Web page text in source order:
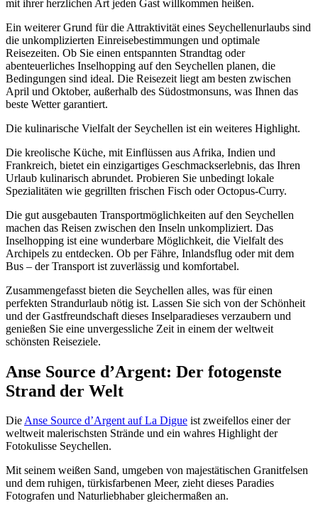
mit ihrer herzlichen Art jeden Gast willkommen heißen.
Ein weiterer Grund für die Attraktivität eines Seychellenurlaubs sind
die unkomplizierten Einreisebestimmungen und optimale
Reisezeiten. Ob Sie einen entspannten Strandtag oder
abenteuerliches Inselhopping auf den Seychellen planen, die
Bedingungen sind ideal. Die Reisezeit liegt am besten zwischen
April und Oktober, außerhalb des Südostmonsuns, was Ihnen das
beste Wetter garantiert.
Die kulinarische Vielfalt der Seychellen ist ein weiteres Highlight.
Die kreolische Küche, mit Einflüssen aus Afrika, Indien und
Frankreich, bietet ein einzigartiges Geschmackserlebnis, das Ihren
Urlaub kulinarisch abrundet. Probieren Sie unbedingt lokale
Spezialitäten wie gegrillten frischen Fisch oder Octopus-Curry.
Die gut ausgebauten Transportmöglichkeiten auf den Seychellen
machen das Reisen zwischen den Inseln unkompliziert. Das
Inselhopping ist eine wunderbare Möglichkeit, die Vielfalt des
Archipels zu entdecken. Ob per Fähre, Inlandsflug oder mit dem
Bus – der Transport ist zuverlässig und komfortabel.
Zusammengefasst bieten die Seychellen alles, was für einen
perfekten Strandurlaub nötig ist. Lassen Sie sich von der Schönheit
und der Gastfreundschaft dieses Inselparadieses verzaubern und
genießen Sie eine unvergessliche Zeit in einem der weltweit
schönsten Reiseziele.
Anse Source d’Argent: Der fotogenste
Strand der Welt
DieAnse Source d’Argent auf La Digue ist zweifellos einer der
weltweit malerischsten Strände und ein wahres Highlight der
Fotokulisse Seychellen.
Mit seinem weißen Sand, umgeben von majestätischen Granitfelsen
und dem ruhigen, türkisfarbenen Meer, zieht dieses Paradies
Fotografen und Naturliebhaber gleichermaßen an.